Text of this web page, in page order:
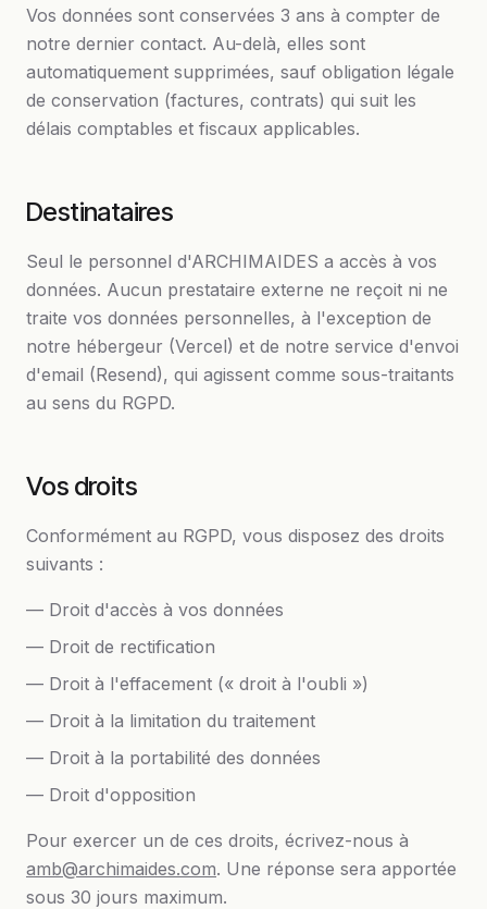
Vos données sont conservées 3 ans à compter de
notre dernier contact. Au-delà, elles sont
automatiquement supprimées, sauf obligation légale
de conservation (factures, contrats) qui suit les
délais comptables et fiscaux applicables.
Destinataires
Seul le personnel d'ARCHIMAIDES a accès à vos
données. Aucun prestataire externe ne reçoit ni ne
traite vos données personnelles, à l'exception de
notre hébergeur (Vercel) et de notre service d'envoi
d'email (Resend), qui agissent comme sous-traitants
au sens du RGPD.
Vos droits
Conformément au RGPD, vous disposez des droits
suivants :
— Droit d'accès à vos données
— Droit de rectification
— Droit à l'effacement (« droit à l'oubli »)
— Droit à la limitation du traitement
— Droit à la portabilité des données
— Droit d'opposition
Pour exercer un de ces droits, écrivez-nous à
amb@archimaides.com. Une réponse sera apportée
sous 30 jours maximum.